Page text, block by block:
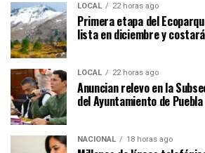
LOCAL 22 horas ago
Primera etapa del
lista en diciembre y
LOCAL 22 horas ago
Anuncian relevo en la
del Ayuntamiento de Puebla
NACIONAL 18 horas ago